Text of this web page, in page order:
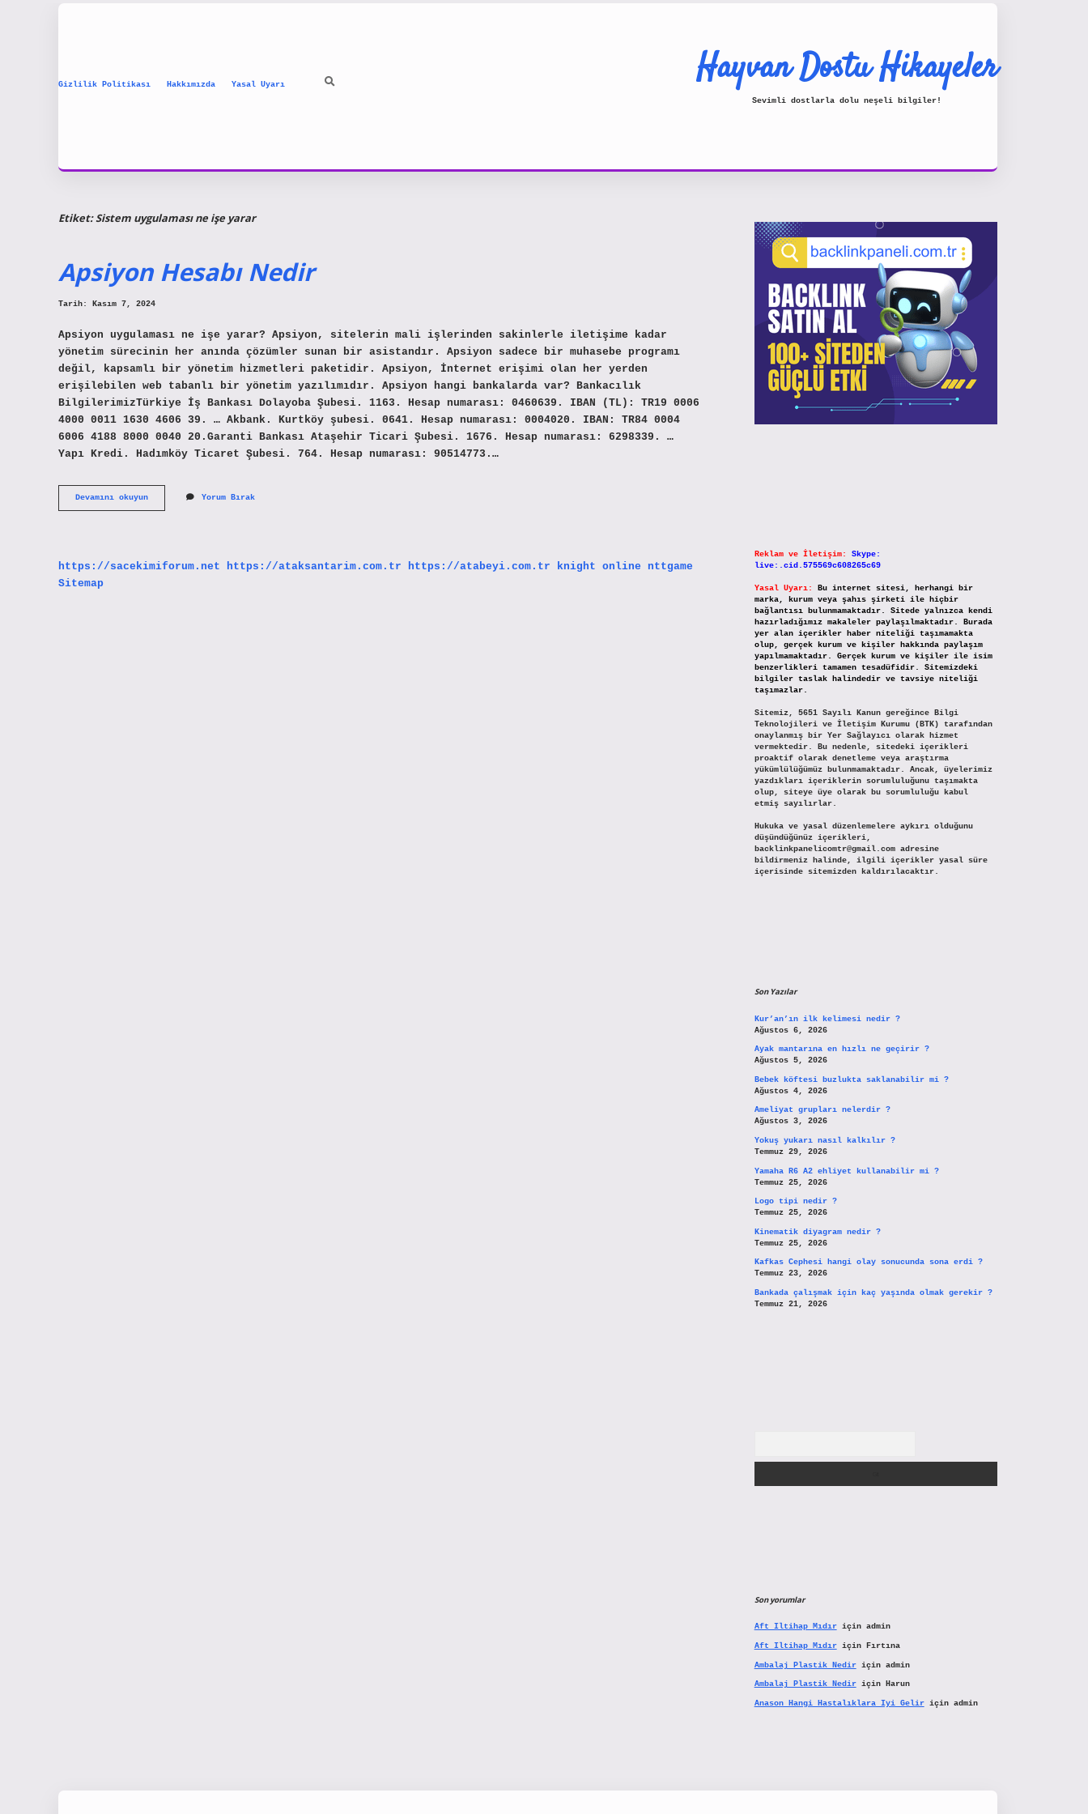
Gizlilik Politikası Hakkımızda Yasal Uyarı Hayvan Dostu Hikayeler
Sevimli dostlarla dolu neşeli bilgiler!
Etiket:Sistem uygulaması ne işe yarar
Apsiyon Hesabı Nedir
Tarih: Kasım 7, 2024
Apsiyon uygulaması ne işe yarar? Apsiyon, sitelerin mali işlerinden sakinlerle iletişime kadar
yönetim sürecinin her anında çözümler sunan bir asistandır. Apsiyon sadece bir muhasebe programı
değil, kapsamlı bir yönetim hizmetleri paketidir. Apsiyon, İnternet erişimi olan her yerden
erişilebilen web tabanlı bir yönetim yazılımıdır. Apsiyon hangi bankalarda var? Bankacılık
BilgilerimizTürkiye İş Bankası Dolayoba Şubesi. 1163. Hesap numarası: 0460639. IBAN (TL): TR19 0006
4000 0011 1630 4606 39. … Akbank. Kurtköy şubesi. 0641. Hesap numarası: 0004020. IBAN: TR84 0004
6006 4188 8000 0040 20.Garanti Bankası Ataşehir Ticari Şubesi. 1676. Hesap numarası: 6298339. …
Yapı Kredi. Hadımköy Ticaret Şubesi. 764. Hesap numarası: 90514773.…
Devamını okuyunApsiyon
Hesabı
Yorum Bırak
https://sacekimiforum.net https://ataksantarim.com.tr https://atabeyi.com.tr knight online nttgame
Sitemap
Reklam ve İletişim:
Skype:
live:.cid.575569c608265c69
Yasal Uyarı:
Bu internet sitesi, herhangi bir
marka, kurum veya şahıs şirketi ile hiçbir
bağlantısı bulunmamaktadır. Sitede yalnızca kendi
hazırladığımız makaleler paylaşılmaktadır. Burada
yer alan içerikler haber niteliği taşımamakta
olup, gerçek kurum ve kişiler hakkında paylaşım
yapılmamaktadır. Gerçek kurum ve kişiler ile isim
benzerlikleri tamamen tesadüfidir. Sitemizdeki
bilgiler taslak halindedir ve tavsiye niteliği
taşımazlar.
Sitemiz, 5651 Sayılı Kanun gereğince Bilgi
Teknolojileri ve İletişim Kurumu (BTK) tarafından
onaylanmış bir Yer Sağlayıcı olarak hizmet
vermektedir. Bu nedenle, sitedeki içerikleri
proaktif olarak denetleme veya araştırma
yükümlülüğümüz bulunmamaktadır. Ancak, üyelerimiz
yazdıkları içeriklerin sorumluluğunu taşımakta
olup, siteye üye olarak bu sorumluluğu kabul
etmiş sayılırlar.
Hukuka ve yasal düzenlemelere aykırı olduğunu
düşündüğünüz içerikleri,
backlinkpanelicomtr@gmail.comadresine
bildirmeniz halinde, ilgili içerikler yasal süre
içerisinde sitemizden kaldırılacaktır.
Son Yazılar
Kur’an’ın ilk kelimesi nedir ?
Ağustos 6, 2026
Ayak mantarına en hızlı ne geçirir ?
Ağustos 5, 2026
Bebek köftesi buzlukta saklanabilir mi ?
Ağustos 4, 2026
Ameliyat grupları nelerdir ?
Ağustos 3, 2026
Yokuş yukarı nasıl kalkılır ?
Temmuz 29, 2026
Yamaha R6 A2 ehliyet kullanabilir mi ?
Temmuz 25, 2026
Logo tipi nedir ?
Temmuz 25, 2026
Kinematik diyagram nedir ?
Temmuz 25, 2026
Kafkas Cephesi hangi olay sonucunda sona erdi ?
Temmuz 23, 2026
Bankada çalışmak için kaç yaşında olmak gerekir ?
Temmuz 21, 2026
Son yorumlar
Aft Iltihap Mıdıriçin admin
Aft Iltihap Mıdıriçin Fırtına
Ambalaj Plastik Nediriçin admin
Ambalaj Plastik Nediriçin Harun
Anason Hangi Hastalıklara Iyi Geliriçin admin